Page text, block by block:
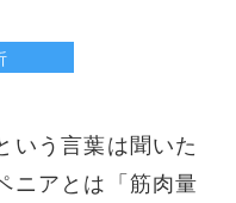
いう言葉は聞いた
ニアとは「筋肉量